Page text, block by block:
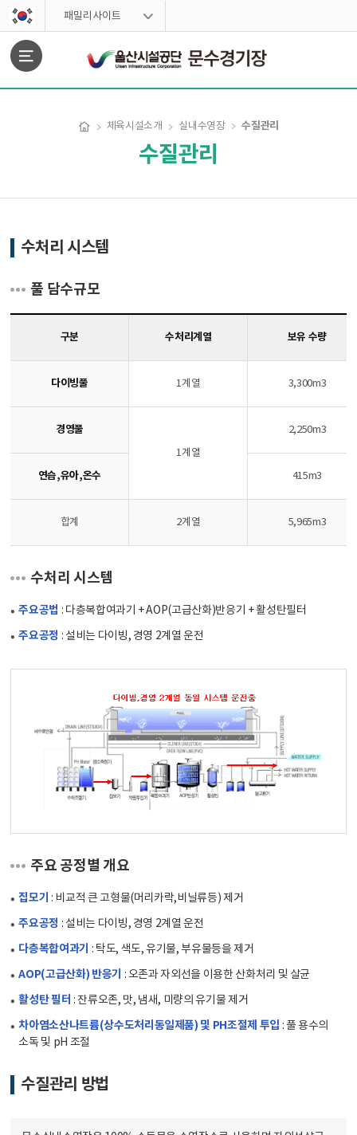
스킵네비게이션
패밀리사이트
체육시설소개 실내수영장 수질관리
수질관리
수질관리 시작
수처리 시스템
풀 담수규모
구분 수처리계열 보유 수량
다이빙풀 1계열 3,300m3
경영풀
1계열
2,250m3
연습,유아,온수 415m3
합계 2계열 5,965m3
수처리 시스템
주요공법 : 다층복합여과기 + AOP(고급산화)반응기 + 활성탄필터
주요공정 : 설비는 다이빙, 경영 2계열 운전
주요 공정별 개요
집모기 : 비교적 큰 고형물(머리카락,비닐류등) 제거
주요공정 : 설비는 다이빙, 경영 2계열 운전
다층복합여과기 : 탁도, 색도, 유기물, 부유물등을 제거
AOP(고급산화) 반응기 : 오존과 자외선을 이용한 산화처리 및 살균
활성탄 필터 : 잔류오존, 맛, 냄새, 미량의 유기물 제거
차아염소산나트륨(상수도처리동일제품) 및 PH조절제 투입 : 풀 용수의
소독 및 pH 조절
수질관리 방법